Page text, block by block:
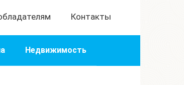
Контакты
Недвижимость